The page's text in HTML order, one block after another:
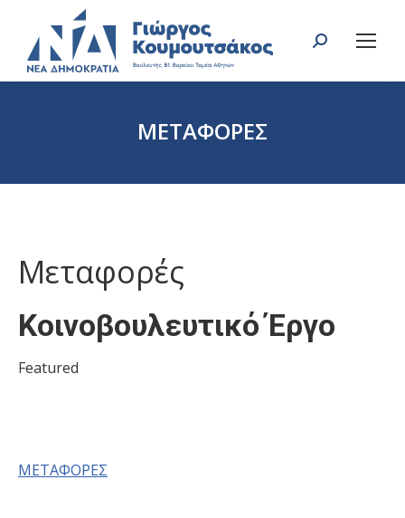
Search:
ΜΕΤΑΦΟΡΕΣ
Mεταφορές
Κοινοβουλευτικό Έργο
Featured
ΜΕΤΑΦΟΡΕΣ